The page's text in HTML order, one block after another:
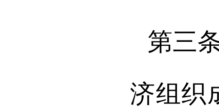
第三
济组织